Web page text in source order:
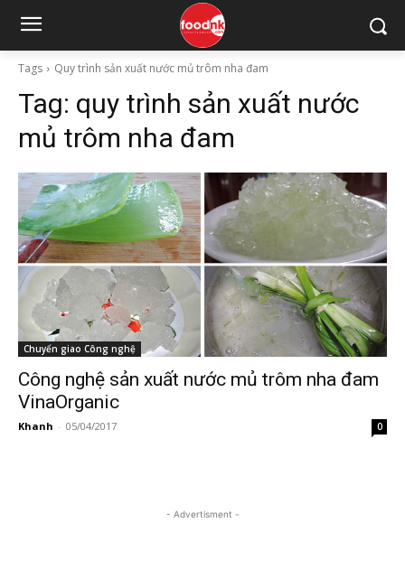
Tags Quy trình sản xuất nước mủ trôm nha đam
Tag: quy trình sản xuất nước
mủ trôm nha đam
Chuyển giao Công nghệ
Công nghệ sản xuất nước mủ trôm nha đam
VinaOrganic
Khanh - 05/04/2017 0
- Advertisment -